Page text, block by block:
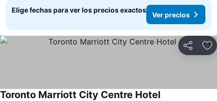
Elige fechas para ver los precios exactos
Ver precios
Compartir
Toronto Marriott City Centre Hotel